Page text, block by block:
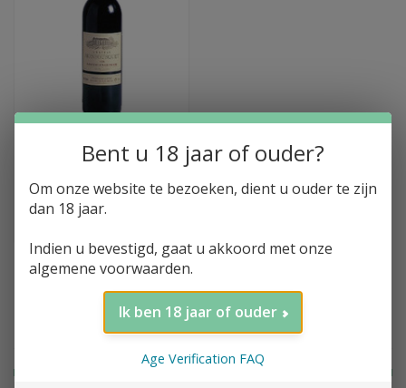
Toevoegen aan winkelwagen
Château
Emilion Grand Cru,
2001
€101,81
Bent u 18 jaar of ouder?
Om onze website te bezoeken, dient u ouder te zijn
dan 18 jaar.
Indien u bevestigd, gaat u akkoord met onze
algemene voorwaarden.
Ik ben 18 jaar of ouder
Age Verification FAQ